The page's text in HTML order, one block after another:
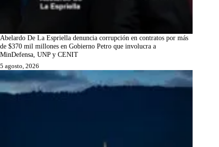
Abelardo De La Espriella denuncia corrupción en contratos por más
de $370 mil millones en Gobierno Petro que involucra a
MinDefensa, UNP y CENIT
5 agosto, 2026